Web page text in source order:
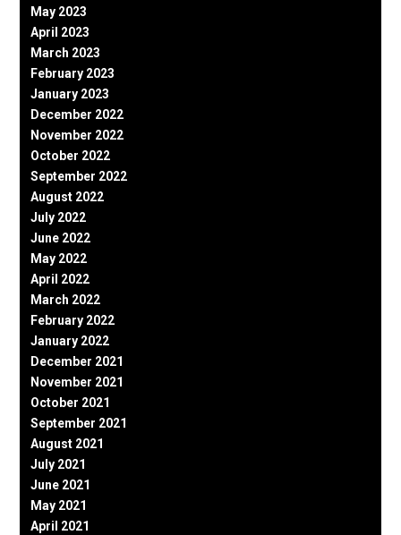
May 2023
April 2023
March 2023
February 2023
January 2023
December 2022
November 2022
October 2022
September 2022
August 2022
July 2022
June 2022
May 2022
April 2022
March 2022
February 2022
January 2022
December 2021
November 2021
October 2021
September 2021
August 2021
July 2021
June 2021
May 2021
April 2021